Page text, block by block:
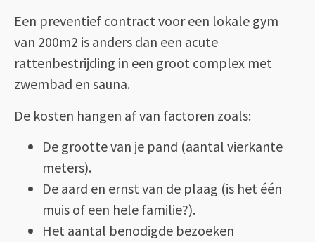
Een preventief contract voor een lokale gym
van 200m2 is anders dan een acute
rattenbestrijding in een groot complex met
zwembad en sauna.
De kosten hangen af van factoren zoals:
De grootte van je pand (aantal vierkante
meters).
De aard en ernst van de plaag (is het één
muis of een hele familie?).
Het aantal benodigde bezoeken